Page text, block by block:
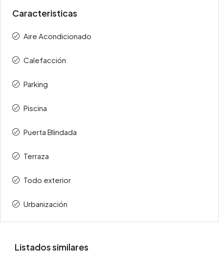
Caracteristicas
Aire Acondicionado
Calefacción
Parking
Piscina
Puerta Blindada
Terraza
Todo exterior
Urbanización
Listados similares